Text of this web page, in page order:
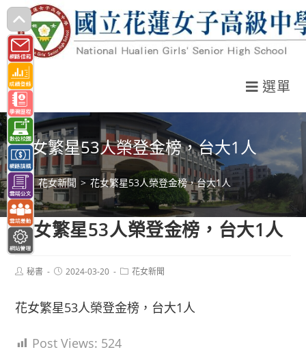
跳
轉
至
主
要
內
容
選單
花女繁星53人榮登金榜，台大1人
> 花女新聞 > 花女繁星53人榮登金榜，台大1人
花女繁星53人榮登金榜，台大1人
Post秘書
Post2024-03-20
Post花女新聞
花女繁星53人榮登金榜，台大1人
Post Views: 524